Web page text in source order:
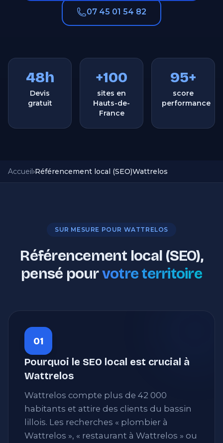
07 45 01 54 82
48h
Devis
gratuit
+100
sites en
Hauts-de-
France
95+
score
performance
Accueil›Référencement local (SEO)Wattrelos
SUR MESURE POUR WATTRELOS
Référencement local (SEO),
pensé pourvotre territoire
01
Pourquoi le SEO local est crucial à
Wattrelos
Wattrelos compte plus de 42 000
habitants et attire des clients du bassin
lillois. Les recherches « plombier à
Wattrelos », « restaurant à Wattrelos » ou